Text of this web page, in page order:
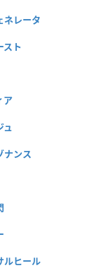
ネレータ
スト
ア
ュ
ナンス
ルヒール